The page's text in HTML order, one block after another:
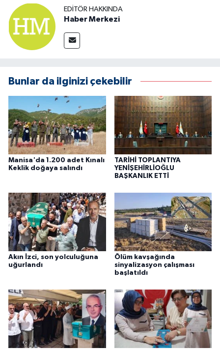
EDITÖR HAKKINDA
Haber Merkezi
Bunlar da ilginizi çekebilir
Manisa'da 1.200 adet Kınalı
Keklik doğaya salındı
TARİHİ TOPLANTIYA
YENİŞEHİRLİOĞLU
BAŞKANLIK ETTİ
Akın İzci, son yolculuğuna
uğurlandı
Ölüm kavşağında
sinyalizasyon çalışması
başlatıldı